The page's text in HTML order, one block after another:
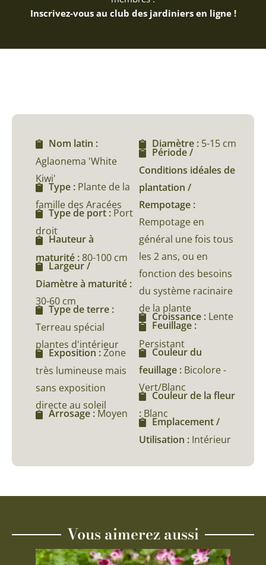
Inscrivez-vous au club des jardiniers en ligne !
Nom latin :
Aglaonema 'White
Kiwi'
Type : Plante de la
famille des Aracées
Type de port : Port
droit
Hauteur à
maturité :80-100 cm
Largeur /
Diamètre à maturité :
30-60 cm
Type de terre :
Terreau spécial
plantes d'intérieur
Exposition :Zone
très lumineuse mais
sans exposition
directe au soleil
Arrosage : Moyen
Diamètre : 5-15 cm
Période /
Conditions idéales de
plantation /
Rempotage :
Rempotage en
général une fois tous
les 2 ans, ou en
fonction des besoins
du système racinaire
de la plante
Croissance : Lente
Feuillage :
Persistant
Couleur du
feuillage : Bicolore -
Vert/Blanc
Couleur de la fleur
: Blanc
Emplacement /
Utilisation : Intérieur
Vous aimerez aussi